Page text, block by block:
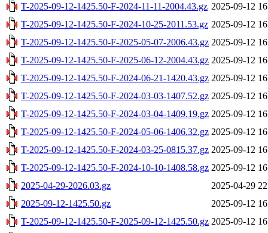
T-2025-09-12-1425.50-F-2024-11-11-2004.43.gz 2025-09-12
T-2025-09-12-1425.50-F-2024-10-25-2011.53.gz 2025-09-12
T-2025-09-12-1425.50-F-2025-05-07-2006.43.gz 2025-09-12
T-2025-09-12-1425.50-F-2025-06-12-2004.43.gz 2025-09-12
T-2025-09-12-1425.50-F-2024-06-21-1420.43.gz 2025-09-12
T-2025-09-12-1425.50-F-2024-03-03-1407.52.gz 2025-09-12
T-2025-09-12-1425.50-F-2024-03-04-1409.19.gz 2025-09-12
T-2025-09-12-1425.50-F-2024-05-06-1406.32.gz 2025-09-12
T-2025-09-12-1425.50-F-2024-03-25-0815.37.gz 2025-09-12
T-2025-09-12-1425.50-F-2024-10-10-1408.58.gz 2025-09-12
2025-04-29-2026.03.gz
2025-04-29
2025-09-12-1425.50.gz
2025-09-12
T-2025-09-12-1425.50-F-2025-09-12-1425.50.gz 2025-09-12